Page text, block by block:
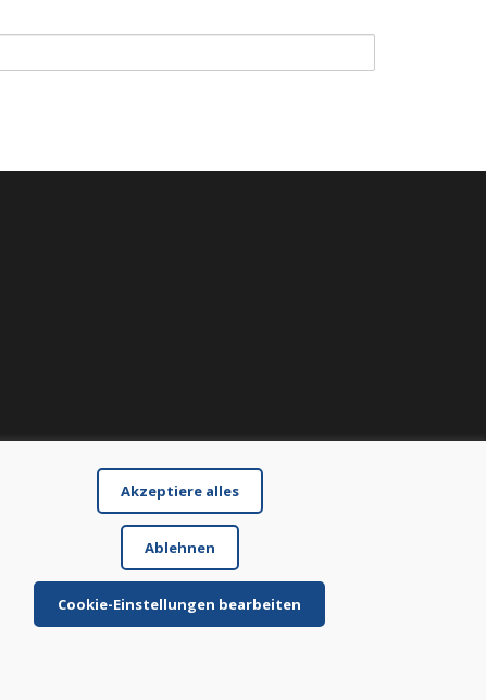
Akzeptiere alles
Ablehnen
Cookie-Einstellungen bearbeiten